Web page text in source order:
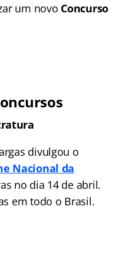
um novo Concurso
divulgou o
Nacional da
no dia 14 de abril.
em todo o Brasil.